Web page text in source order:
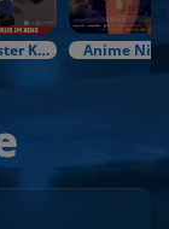
Mein erster Kinobesuch Anime